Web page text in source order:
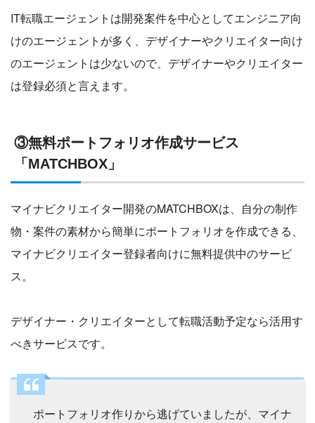
IT転職エージェントは開発案件を中心としてエンジニア向
けのエージェントが多く、デザイナーやクリエイター向け
のエージェントは少ないので、デザイナーやクリエイター
は登録必須と言えます。
③無料ポートフォリオ作成サービス
「MATCHBOX」
マイナビクリエイター開発のMATCHBOXは、自分の制作
物・案件の素材から簡単にポートフォリオを作成できる、
マイナビクリエイター登録者向けに無料提供中のサービ
ス。
デザイナー・クリエイターとして転職活動予定なら活用す
べきサービスです。
ポートフォリオ作りから逃げていましたが、マイナ